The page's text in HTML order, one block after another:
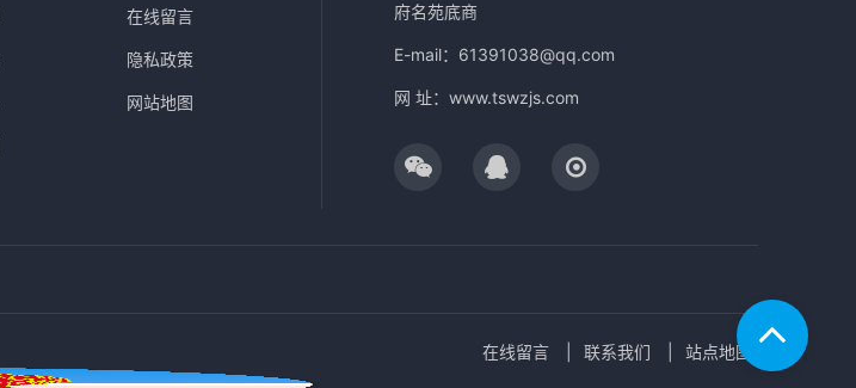
在线留言
隐私政策
网站地图
府名苑底商
E-mail：61391038@qq.com
网 址：www.tswzjs.com
在线留言 联系我们 站点地图